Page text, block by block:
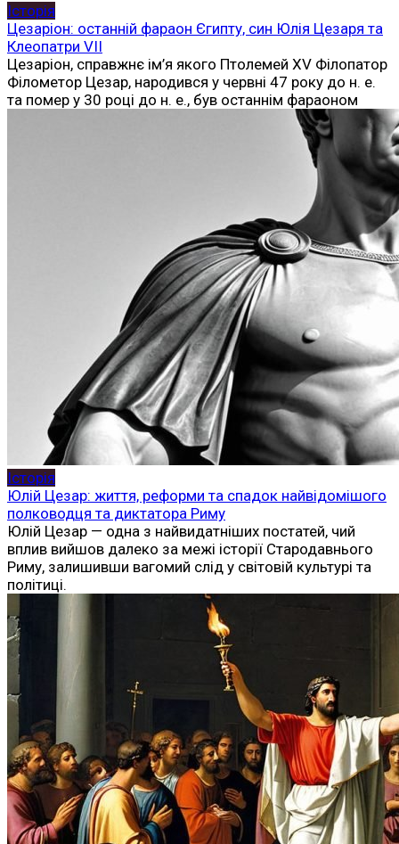
Історія
Цезаріон: останній фараон Єгипту, син Юлія Цезаря та
Клеопатри VII
Цезаріон, справжнє ім’я якого Птолемей XV Філопатор
Філометор Цезар, народився у червні 47 року до н. е.
та помер у 30 році до н. е., був останнім фараоном
Історія
Юлій Цезар: життя, реформи та спадок найвідомішого
полководця та диктатора Риму
Юлій Цезар — одна з найвидатніших постатей, чий
вплив вийшов далеко за межі історії Стародавнього
Риму, залишивши вагомий слід у світовій культурі та
політиці.